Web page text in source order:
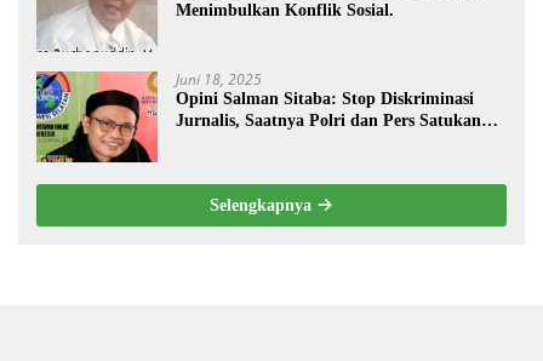
Menimbulkan Konflik Sosial.
Juni 18, 2025
Opini Salman Sitaba: Stop Diskriminasi
Jurnalis, Saatnya Polri dan Pers Satukan
Selengkapnya